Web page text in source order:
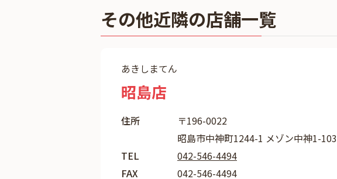
その他近隣の店舗一覧
あきしまてん
昭島店
住所
〒196-0022
昭島市中神町1244-1 メゾン中神1-103
TEL
042-546-4494
FAX
042-546-4494